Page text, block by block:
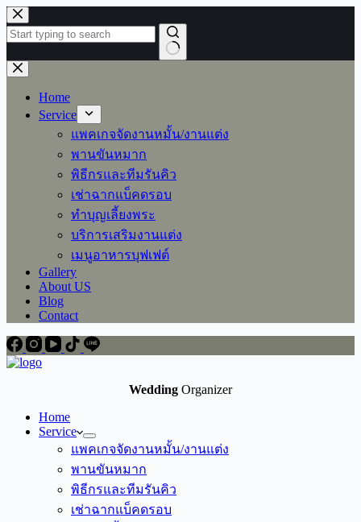
Skip
to
content
No
results
Home
Service
แพคเกจจัดงานหมั้น/งานแต่ง
พานขันหมาก
พิธีกรและทีมรันคิว
เช่าฉากแบ็คดรอบ
ทำบุญเลี้ยงพระ
บริการเสริมงานแต่ง
เมนูอาหารบุฟเฟต์
Gallery
About US
Blog
Contact
Wedding Organizer
Home
Service
แพคเกจจัดงานหมั้น/งานแต่ง
พานขันหมาก
พิธีกรและทีมรันคิว
เช่าฉากแบ็คดรอบ